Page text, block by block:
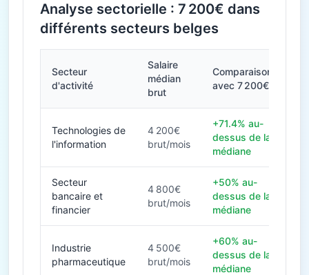
Analyse sectorielle : 7 200€ dans
différents secteurs belges
Secteur
d'activité
Salaire
médian
brut
Comparaison
avec 7 200€
Technologies de
l'information
4 200€
brut/mois
+71.4% au-
dessus de la
médiane
Secteur
bancaire et
financier
4 800€
brut/mois
+50% au-
dessus de la
médiane
Industrie
pharmaceutique
4 500€
brut/mois
+60% au-
dessus de la
médiane